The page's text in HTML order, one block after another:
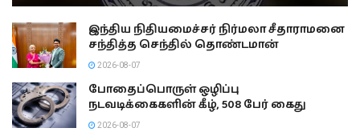
இந்திய நிதியமைச்சர் நிர்மலா சீதாராமனை
சந்தித்த செந்தில் தொண்டமான்
2026-08-07
போதைப்பொருள் ஒழிப்பு
நடவடிக்கைகளின் கீழ், 508 பேர் கைது
2026-08-07